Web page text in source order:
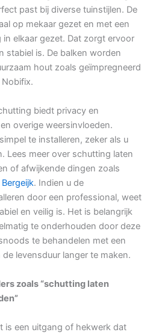
past bij diverse tuinstijlen. De
op mekaar gezet en met een
elkaar gezet. Dat zorgt ervoor
stabiel is. De balken worden
hout zoals geïmpregneerd
biedt privacy en
overige weersinvloeden.
te installeren, zeker als u
Lees meer over schutting laten
of afwijkende dingen zoals
. Indien u de
door een professional, weet
en veilig is. Het is belangrijk
te onderhouden door deze
te behandelen met een
levensduur langer te maken.
zoals “schutting laten
is een uitgang of hekwerk dat